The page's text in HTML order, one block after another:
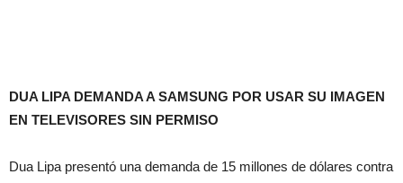
DUA LIPA DEMANDA A SAMSUNG POR USAR SU IMAGEN
EN TELEVISORES SIN PERMISO
Dua Lipa presentó una demanda de 15 millones de dólares contra